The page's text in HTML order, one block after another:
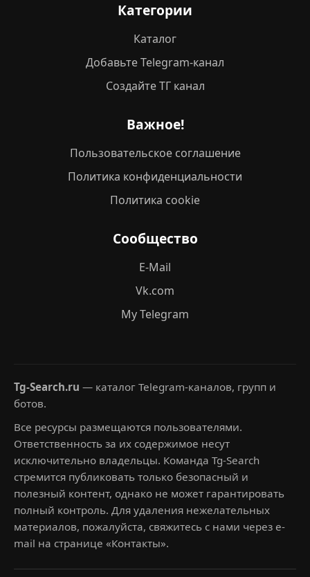
Категории
Каталог
Добавьте Telegram-канал
Создайте ТГ канал
Важное!
Пользовательское соглашение
Политика конфиденциальности
Политика cookie
Сообщество
E-Mail
Vk.com
My Telegram
Tg-Search.ru — каталог Telegram-каналов, групп и
ботов.
Все ресурсы размещаются пользователями.
Ответственность за их содержимое несут
исключительно владельцы. Команда Tg-Search
стремится публиковать только безопасный и
полезный контент, однако не может гарантировать
полный контроль. Для удаления нежелательных
материалов, пожалуйста, свяжитесь с нами через e-
mail на странице «Контакты».